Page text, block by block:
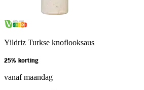
Yildriz Turkse knoflooksaus
25% korting
vanaf maandag